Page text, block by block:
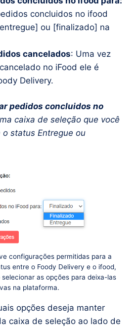
concluidos no ifood
ou [finalizado] na
cancelados: Uma vez
no iFood ele é
Delivery.
pedidos concluidos no
caixa de seleção que você
status Entregue ou
configurações permitidas para a
entre o Foody Delivery e o ifood,
as opções para deixa-las
na plataforma.
opções deseja manter
caixa de seleção ao lado de